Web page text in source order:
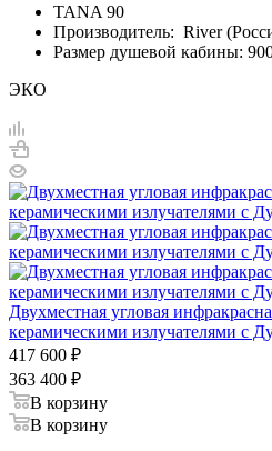
TANA 90
Производитель: River
Размер душевой кабины:
ЭКО
Двухместная угловая
керамическими излучателями с
417 600 ₽
363 400 ₽
В корзину
В корзину